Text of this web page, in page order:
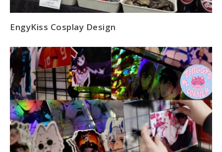
EngyKiss Cosplay Design